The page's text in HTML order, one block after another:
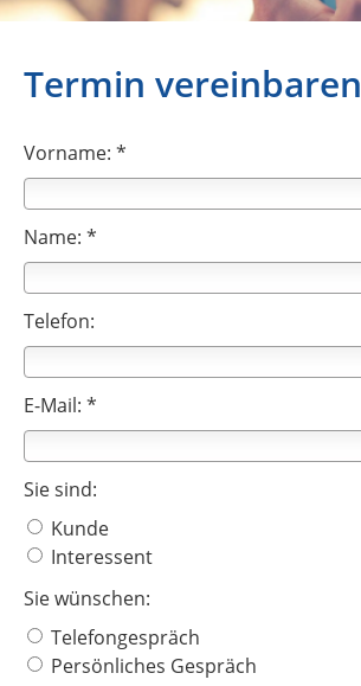
Termin vereinbaren
Vorname: *
Name: *
Telefon:
E-Mail: *
Sie sind:
Kunde
Interessent
Sie wünschen:
Telefongespräch
Persönliches Gespräch